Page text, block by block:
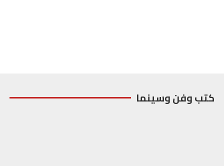
كتب وفن وسينما